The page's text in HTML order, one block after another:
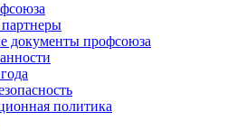
документы профсоюза
политика